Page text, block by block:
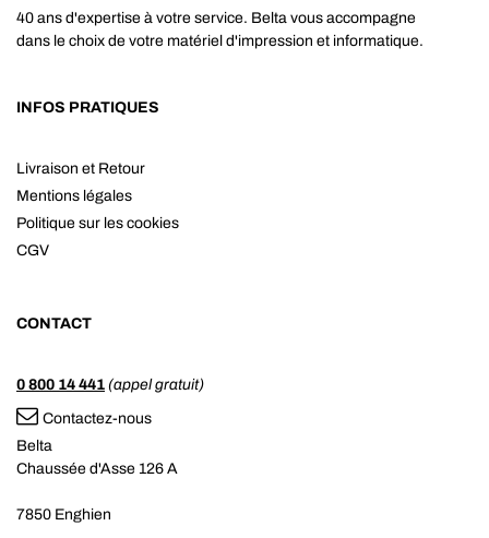
40 ans d'expertise à votre service. Belta vous accompagne
dans le choix de votre matériel d'impression et informatique.
INFOS PRATIQUES
Livraison et Retour
Mentions légales
Politique sur les cookies
CGV
CONTACT
0 800 14 441 (appel gratuit)
Contactez-nous
Belta
Chaussée d'Asse 126 A
7850 Enghien